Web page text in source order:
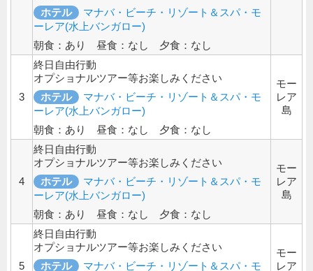
ホテル
マナバ・ビーチ・リゾート＆スパ・モ
ーレア(水上バンガロー)
朝食：あり 昼食：なし 夕食：なし
3
終日自由行動
オプショナルツアー等お楽しみください
ホテル
マナバ・ビーチ・リゾート＆スパ・モ
ーレア(水上バンガロー)
朝食：あり 昼食：なし 夕食：なし
モー
レア
島
4
終日自由行動
オプショナルツアー等お楽しみください
ホテル
マナバ・ビーチ・リゾート＆スパ・モ
ーレア(水上バンガロー)
朝食：あり 昼食：なし 夕食：なし
モー
レア
島
5
終日自由行動
オプショナルツアー等お楽しみください
ホテル
マナバ・ビーチ・リゾート＆スパ・モ
モー
レア